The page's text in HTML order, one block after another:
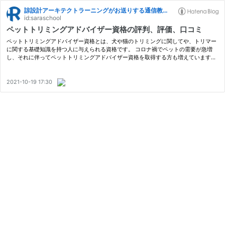
諒設計アーキテクトラーニングがお送りする通信教育ブログ
id:saraschool
ペットトリミングアドバイザー資格の評判、評価、口コミ
ペットトリミングアドバイザー資格とは、犬や猫のトリミングに関してや、トリマー
に関する基礎知識を持つ人に与えられる資格です。 コロナ禍でペットの需要が急増
し、それに伴ってペットトリミングアドバイザー資格を取得する方も増えています。
2021-10-19 17:30